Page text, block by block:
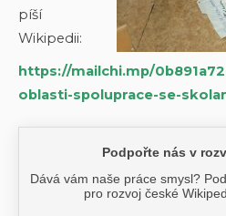
píší
Wikipedii:
https://mailchi.mp/
oblasti-spoluprace-se-